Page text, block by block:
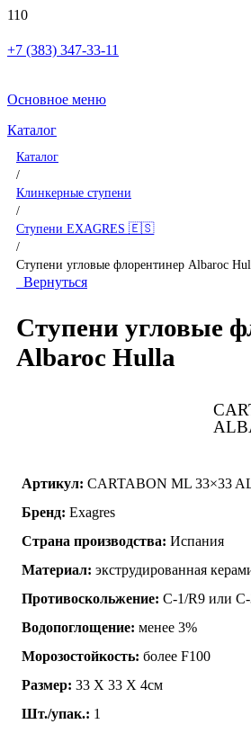
+7 (383) 347-33-11
Основное меню
Каталог
Каталог
/
Клинкерные ступени
/
Ступени EXAGRES 🇪🇸
/
Ступени угловые флорентинер Albaroc
Вернуться
Ступени угловые
Albaroc Hulla
Артикул: CARTABON ML 33×33
Бренд: Exagres
Страна производства: Испания
Материал: экструдированная
Противоскольжение: C-1/R9 или
Водопоглощение: менее 3%
Морозостойкость: более F100
Размер: 33 Х 33 Х 4см
Шт./упак.: 1